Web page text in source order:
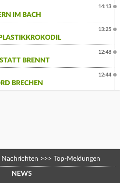
IM BACH
14:13
13:25
BRENNT
12:48
BRECHEN
12:44
Nachrichten >>> Top-Meldungen
NEWS